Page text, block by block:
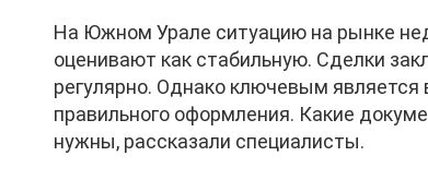
На Южном Урале ситуацию на рынке
оценивают как стабильную. Сделки
регулярно. Однако ключевым является
правильного оформления. Какие
нужны, рассказали специалисты.